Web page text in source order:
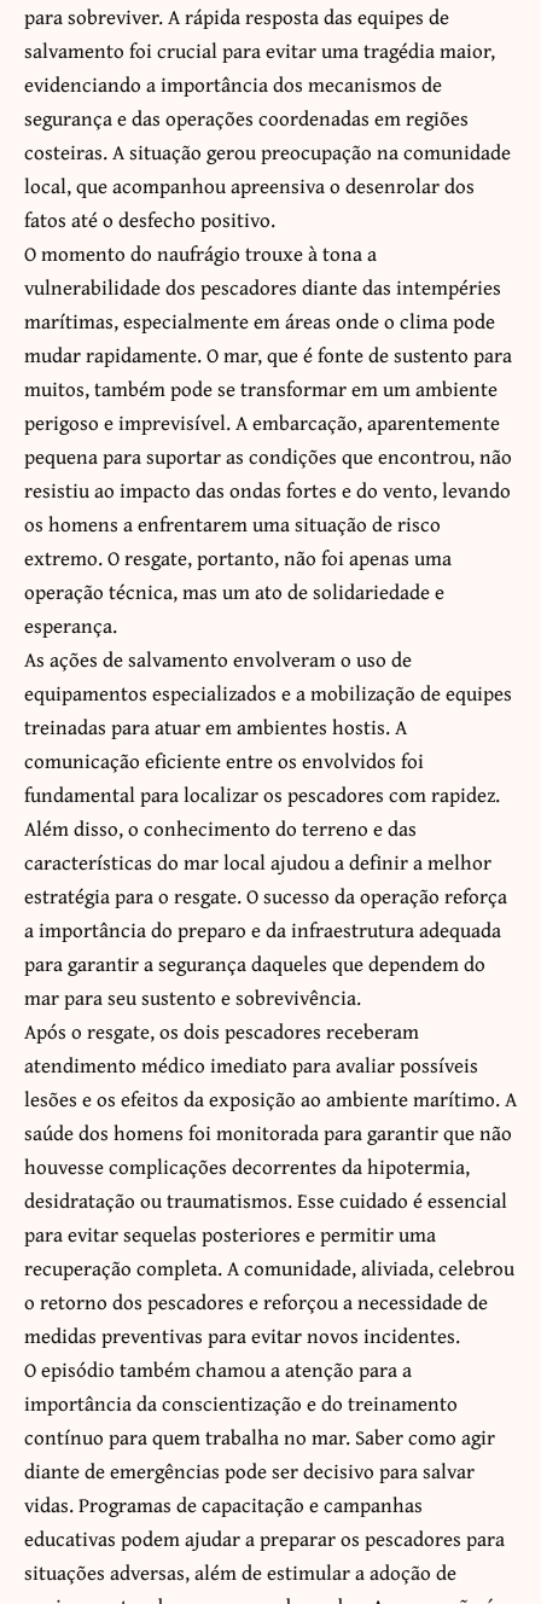
para sobreviver. A rápida resposta das equipes de
salvamento foi crucial para evitar uma tragédia maior,
evidenciando a importância dos mecanismos de
segurança e das operações coordenadas em regiões
costeiras. A situação gerou preocupação na comunidade
local, que acompanhou apreensiva o desenrolar dos
fatos até o desfecho positivo.
O momento do naufrágio trouxe à tona a
vulnerabilidade dos pescadores diante das intempéries
marítimas, especialmente em áreas onde o clima pode
mudar rapidamente. O mar, que é fonte de sustento para
muitos, também pode se transformar em um ambiente
perigoso e imprevisível. A embarcação, aparentemente
pequena para suportar as condições que encontrou, não
resistiu ao impacto das ondas fortes e do vento, levando
os homens a enfrentarem uma situação de risco
extremo. O resgate, portanto, não foi apenas uma
operação técnica, mas um ato de solidariedade e
esperança.
As ações de salvamento envolveram o uso de
equipamentos especializados e a mobilização de equipes
treinadas para atuar em ambientes hostis. A
comunicação eficiente entre os envolvidos foi
fundamental para localizar os pescadores com rapidez.
Além disso, o conhecimento do terreno e das
características do mar local ajudou a definir a melhor
estratégia para o resgate. O sucesso da operação reforça
a importância do preparo e da infraestrutura adequada
para garantir a segurança daqueles que dependem do
mar para seu sustento e sobrevivência.
Após o resgate, os dois pescadores receberam
atendimento médico imediato para avaliar possíveis
lesões e os efeitos da exposição ao ambiente marítimo. A
saúde dos homens foi monitorada para garantir que não
houvesse complicações decorrentes da hipotermia,
desidratação ou traumatismos. Esse cuidado é essencial
para evitar sequelas posteriores e permitir uma
recuperação completa. A comunidade, aliviada, celebrou
o retorno dos pescadores e reforçou a necessidade de
medidas preventivas para evitar novos incidentes.
O episódio também chamou a atenção para a
importância da conscientização e do treinamento
contínuo para quem trabalha no mar. Saber como agir
diante de emergências pode ser decisivo para salvar
vidas. Programas de capacitação e campanhas
educativas podem ajudar a preparar os pescadores para
situações adversas, além de estimular a adoção de